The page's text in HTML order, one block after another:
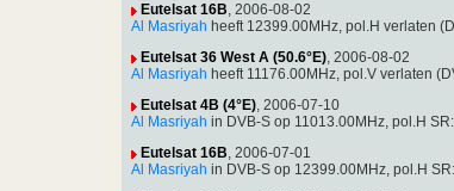
Eutelsat 16B, 2006-08-02
Al Masriyah heeft 12399.00MHz, pol.H verlaten
Eutelsat 36 West A (50.6°E), 2006-08-02
Al Masriyah heeft 11176.00MHz, pol.V verlaten
Eutelsat 4B (4°E), 2006-07-10
Al Masriyah in DVB-S op 11013.00MHz, pol.H
Eutelsat 16B, 2006-07-01
Al Masriyah in DVB-S op 12399.00MHz, pol.H